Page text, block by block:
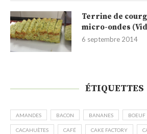
Terrine de
micro-ondes
6 septembre 2014
ÉTIQUETTES
AMANDES BACON BANANES BOEUF
CACAHUÈTES CAFÉ CAKE FACTORY